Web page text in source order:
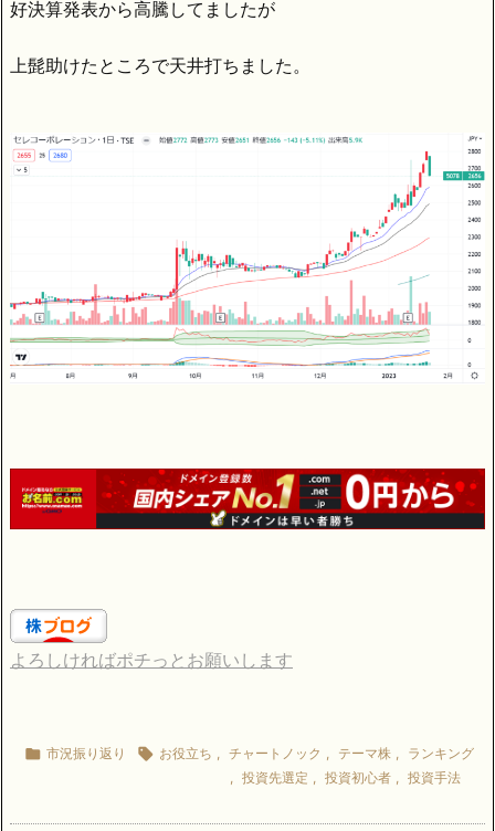
好決算発表から高騰してましたが
上髭助けたところで天井打ちました。
よろしければポチっとお願いします
 市況振り返り  お役立ち チャートノック テーマ株
ランキング
投資先選定 投資初心者 投資手法